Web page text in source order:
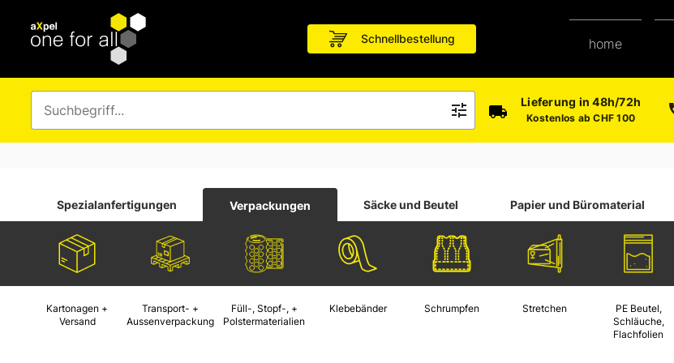
Schnellbestellung home
paper-shop
Lieferung in 48h/72h
Kostenlos ab CHF 100
Spezialanfertigungen Verpackungen Säcke und Beutel Papier und Büromaterial
Kartonagen +
Versand
Transport- +
Aussenverpackung
Füll-, Stopf-, +
Polstermaterialien
Klebebänder Schrumpfen Stretchen
PE Beutel,
Schläuche,
Flachfolien